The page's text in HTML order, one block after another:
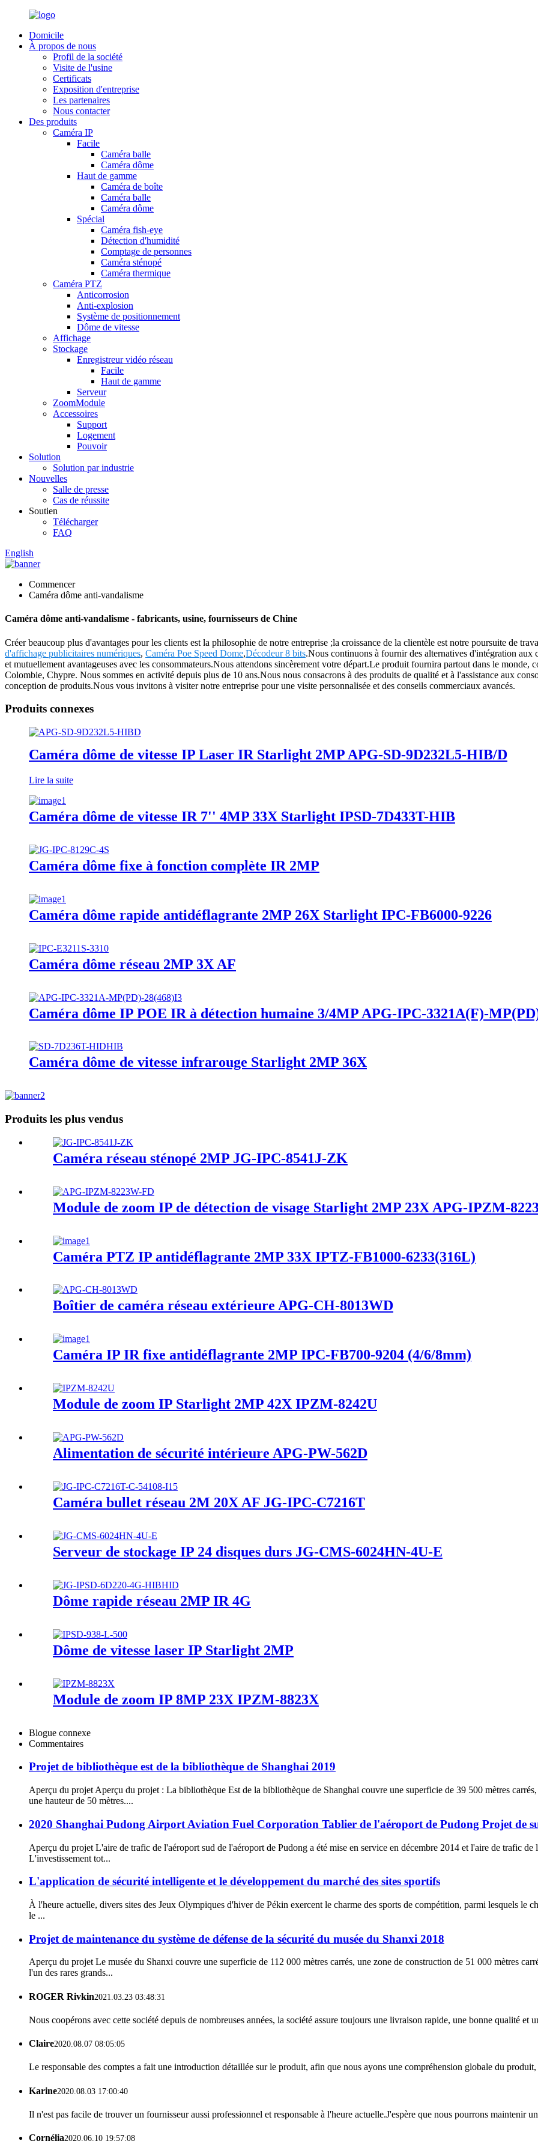
Domicile
À propos de nous
Profil de la société
Visite de l'usine
Certificats
Exposition d'entreprise
Les partenaires
Nous contacter
Des produits
Caméra IP
Facile
Caméra balle
Caméra dôme
Haut de gamme
Caméra de boîte
Caméra balle
Caméra dôme
Spécial
Caméra fish-eye
Détection d'humidité
Comptage de personnes
Caméra sténopé
Caméra thermique
Caméra PTZ
Anticorrosion
Anti-explosion
Système de positionnement
Dôme de vitesse
Affichage
Stockage
Enregistreur vidéo réseau
Facile
Haut de gamme
Serveur
ZoomModule
Accessoires
Support
Logement
Pouvoir
Solution
Solution par industrie
Nouvelles
Salle de presse
Cas de réussite
Soutien
Télécharger
FAQ
English
Commencer
Caméra dôme anti-vandalisme
Caméra dôme anti-vandalisme - fabricants, usine, fournisseurs de Chine
Créer beaucoup plus d'avantages pour les clients est la philosophie de notre entreprise ;la croissance de la clientèle est notre poursuite de
d'affichage publicitaires numériques, Caméra Poe Speed ​​Dome,Décodeur 8 bits.Nous continuons à fournir des alternatives d'intégration aux
et mutuellement avantageuses avec les consommateurs.Nous attendons sincèrement votre départ.Le produit fournira partout dans le
Colombie, Chypre. Nous sommes en activité depuis plus de 10 ans.Nous nous consacrons à des produits de qualité et à l'assistance aux
conception de produits.Nous vous invitons à visiter notre entreprise pour une visite personnalisée et des conseils commerciaux avancés.
Produits connexes
Caméra dôme de vitesse IP Laser IR Starlight 2MP APG-SD-9D232L5-HIB/D
Lire la suite
Caméra dôme de vitesse IR 7'' 4MP 33X Starlight IPSD-7D433T-HIB
Caméra dôme fixe à fonction complète IR 2MP
Caméra dôme rapide antidéflagrante 2MP 26X Starlight IPC-FB6000-9226
Caméra dôme réseau 2MP 3X AF
Caméra dôme IP POE IR à détection humaine 3/4MP APG-IPC-3321A(F)-
Caméra dôme de vitesse infrarouge Starlight 2MP 36X
Produits les plus vendus
Caméra réseau sténopé 2MP JG-IPC-8541J-ZK
Module de zoom IP de détection de visage Starlight 2MP 23X APG-IPZM-
Caméra PTZ IP antidéflagrante 2MP 33X IPTZ-FB1000-6233(316L)
Boîtier de caméra réseau extérieure APG-CH-8013WD
Caméra IP IR fixe antidéflagrante 2MP IPC-FB700-9204 (4/6/8mm)
Module de zoom IP Starlight 2MP 42X IPZM-8242U
Alimentation de sécurité intérieure APG-PW-562D
Caméra bullet réseau 2M 20X AF JG-IPC-C7216T
Serveur de stockage IP 24 disques durs JG-CMS-6024HN-4U-E
Dôme rapide réseau 2MP IR 4G
Dôme de vitesse laser IP Starlight 2MP
Module de zoom IP 8MP 23X IPZM-8823X
Blogue connexe
Commentaires
Projet de bibliothèque est de la bibliothèque de Shanghai 2019
Aperçu du projet Aperçu du projet : La bibliothèque Est de la bibliothèque de Shanghai couvre une superficie de 39 500 mètres
une hauteur de 50 mètres....
2020 Shanghai Pudong Airport Aviation Fuel Corporation Tablier de l'aéroport de Pudong Projet de
Aperçu du projet L'aire de trafic de l'aéroport sud de l'aéroport de Pudong a été mise en service en décembre 2014 et l'aire de trafic de
L'investissement tot...
L'application de sécurité intelligente et le développement du marché des sites sportifs
À l'heure actuelle, divers sites des Jeux Olympiques d'hiver de Pékin exercent le charme des sports de compétition, parmi lesquels le
le ...
Projet de maintenance du système de défense de la sécurité du musée du Shanxi 2018
Aperçu du projet Le musée du Shanxi couvre une superficie de 112 000 mètres carrés, une zone de construction de 51 000 mètres
l'un des rares grands...
ROGER Rivkin2021.03.23 03:48:31
Nous coopérons avec cette société depuis de nombreuses années, la société assure toujours une livraison rapide, une bonne qualité et
Claire2020.08.07 08:05:05
Le responsable des comptes a fait une introduction détaillée sur le produit, afin que nous ayons une compréhension globale du
Karine2020.08.03 17:00:40
Il n'est pas facile de trouver un fournisseur aussi professionnel et responsable à l'heure actuelle.J'espère que nous pourrons maintenir
Cornélia2020.06.10 19:57:08